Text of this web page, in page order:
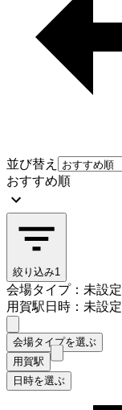
並び替え
おすすめ順
絞り込み1
会場タイプ：未設定
用賀駅日時：未設定
会場タイプを選ぶ
用賀駅
日時を選ぶ